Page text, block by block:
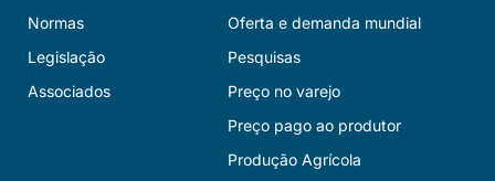
Normas
Legislação
Associados
Oferta e demanda mundial
Pesquisas
Preço no varejo
Preço pago ao produtor
Produção Agrícola